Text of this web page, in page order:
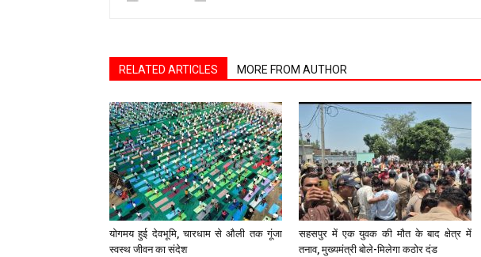
RELATED ARTICLES MORE FROM AUTHOR
योगमय हुई देवभूमि, चारधाम से औली तक गूंजा
स्वस्थ जीवन का संदेश
सहसपुर में एक युवक की मौत के बाद क्षेत्र में
तनाव, मुख्यमंत्री बोले-मिलेगा कठोर दंड